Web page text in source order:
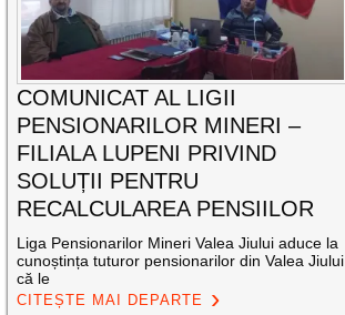
COMUNICAT AL LIGII
PENSIONARILOR MINERI –
FILIALA LUPENI PRIVIND
SOLUȚII PENTRU
RECALCULAREA PENSIILOR
Liga Pensionarilor Mineri Valea Jiului aduce la
cunoștința tuturor pensionarilor din Valea Jiului
că le
CITEȘTE MAI DEPARTE